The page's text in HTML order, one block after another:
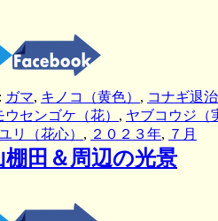
ガマ, キノコ（黄色） , コナギ退治
ウセンゴケ（花） , ヤブコウジ（
リ（花心） , ２０２３年, ７月
棚田＆周辺の光景